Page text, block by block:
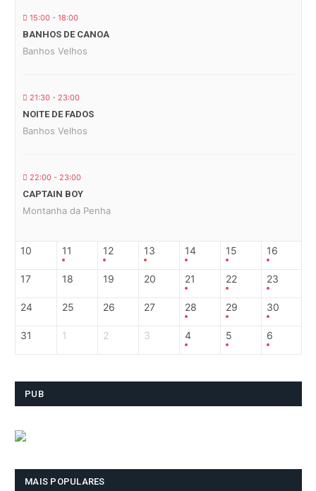
15:00 - 18:00
BANHOS DE CANOA
Banhos Velhos
21:30 - 23:00
NOITE DE FADOS
Banhos Velhos
22:00 - 23:00
CAPTAIN BOY
Montanha da Penha
10 11 12 13 14 15 16
17 18 19 20 21 22 23
24 25 26 27 28 29 30
31 1 2 3 4 5 6
PUB
MAIS POPULARES